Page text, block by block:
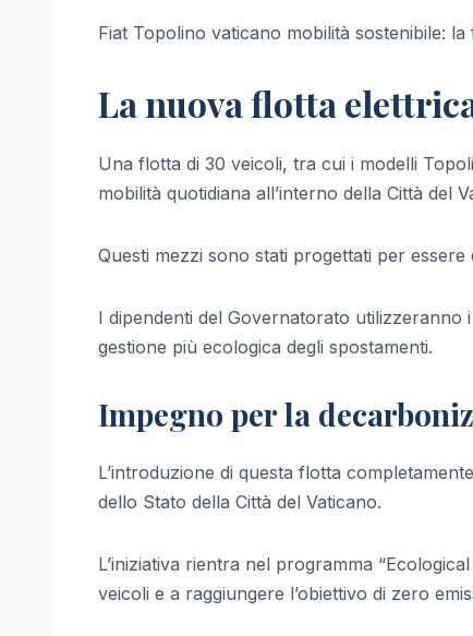
Fiat Topolino vaticano mobilità sostenibile:
La nuova flotta
Una flotta di 30 veicoli, tra cui i modelli
mobilità quotidiana all’interno della Città del
Questi mezzi sono stati progettati per
I dipendenti del Governatorato
gestione più ecologica degli spostamenti.
Impegno per la
L’introduzione di questa flotta
dello Stato della Città del Vaticano.
L’iniziativa rientra nel programma
veicoli e a raggiungere l’obiettivo di zero